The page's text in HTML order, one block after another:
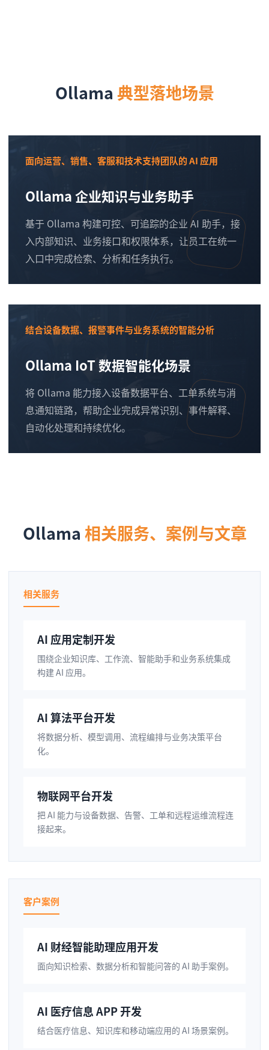
Ollama 典型落地场景
面向运营、销售、客服和技术支持团队的 AI 应用
Ollama 企业知识与业务助手
基于 Ollama 构建可控、可追踪的企业 AI 助手，接
入内部知识、业务接口和权限体系，让员工在统一
入口中完成检索、分析和任务执行。
结合设备数据、报警事件与业务系统的智能分析
Ollama IoT 数据智能化场景
将 Ollama 能力接入设备数据平台、工单系统与消
息通知链路，帮助企业完成异常识别、事件解释、
自动化处理和持续优化。
Ollama 相关服务、案例与文章
相关服务
AI 应用定制开发
围绕企业知识库、工作流、智能助手和业务系统集成
构建 AI 应用。
AI 算法平台开发
将数据分析、模型调用、流程编排与业务决策平台
化。
物联网平台开发
把 AI 能力与设备数据、告警、工单和远程运维流程连
接起来。
客户案例
AI 财经智能助理应用开发
面向知识检索、数据分析和智能问答的 AI 助手案例。
AI 医疗信息 APP 开发
结合医疗信息、知识库和移动端应用的 AI 场景案例。